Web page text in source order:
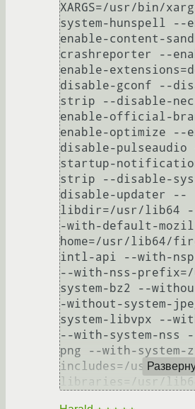
XARGS=/usr/bin/
system-hunspell --
enable-content-
crashreporter --
enable-
disable-gconf --
strip --disable-
enable-official-
enable-optimize --
disable-pulseaudio
startup-
strip --disable-
disable-updater --
libdir=/usr/lib64
-with-default-
home=/usr/lib64/
intl-api --with-
--with-nss-
system-bz2 --
-without-system-
system-libvpx --
--with-system-nss
png --with-
includes=/usr/